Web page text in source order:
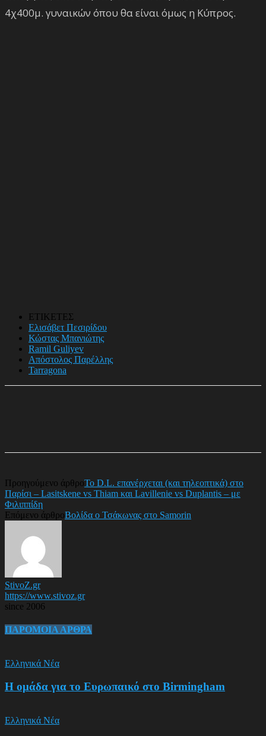
4χ400μ. γυναικών όπου θα είναι όμως η Κύπρος.
ΕΤΙΚΕΤΕΣ
Ελισάβετ Πεσιρίδου
Κώστας Μπανιώτης
Ramil Guliyev
Απόστολος Παρέλλης
Tarragona
Προηγούμενο άρθροΤο D.L. επανέρχεται (και τηλεοπτικά) στο
Παρίσι – Lasitskene vs Thiam και Lavillenie vs Duplantis – με
Φιλιππίδη
Επόμενο άρθροΒολίδα ο Τσάκωνας στο Samorin
StivoZ.gr
https://www.stivoz.gr
since 2006
ΠΑΡΟΜΟΙΑ ΑΡΘΡΑ
Ελληνικά Νέα
Η ομάδα για το Ευρωπαικό στο Birmingham
Ελληνικά Νέα